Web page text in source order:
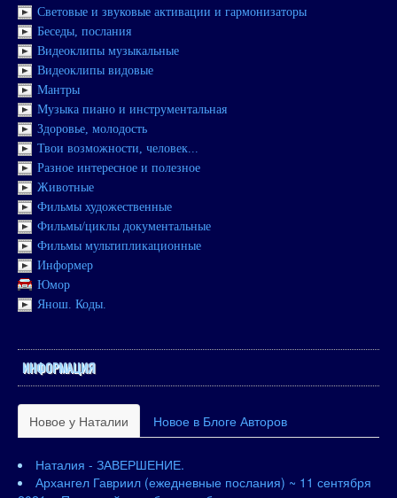
Световые и звуковые активации и гармонизаторы
Беседы, послания
Видеоклипы музыкальные
Видеоклипы видовые
Мантры
Музыка пиано и инструментальная
Здоровье, молодость
Твои возможности, человек...
Разное интересное и полезное
Животные
Фильмы художественные
Фильмы/циклы документальные
Фильмы мультипликационные
Информер
Юмор
Янош. Коды.
ИНФОРМАЦИЯ
Новое у Наталии Новое в Блоге Авторов
Наталия - ЗАВЕРШЕНИЕ.
Архангел Гавриил (ежедневные послания) ~ 11 сентября